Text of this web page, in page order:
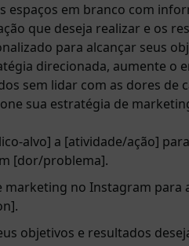
espaços em branco com
que deseja realizar e os
para alcançar seus
direcionada, aumente o
sem lidar com as dores de
sua estratégia de
alvo] a [atividade/ação]
[dor/problema].
marketing no Instagram para
objetivos e resultados